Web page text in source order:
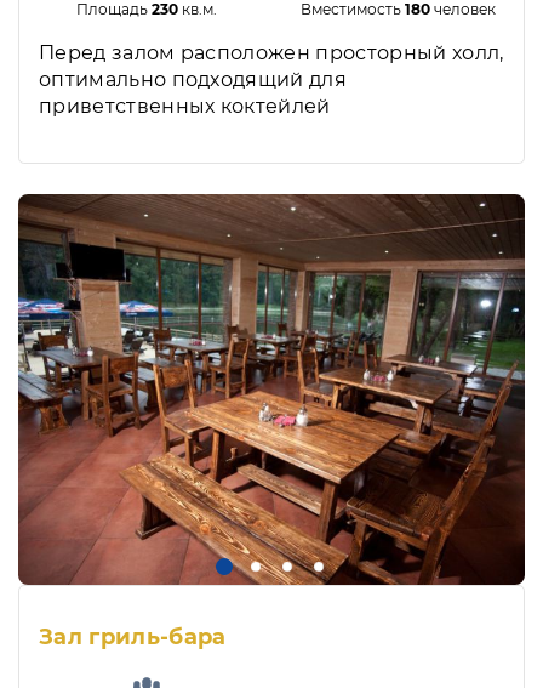
Площадь 230кв.м. Вместимость 180человек
Перед залом расположен просторный холл,
оптимально подходящий для
приветственных коктейлей
Зал гриль-бара